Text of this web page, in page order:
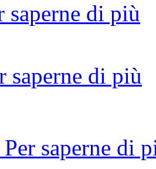
saperne di più
saperne di più
Per saperne di